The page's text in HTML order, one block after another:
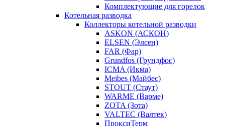
Комплектующие для горелок
Котельная разводка
Коллекторы котельной разводки
ASKON (АСКОН)
ELSEN (Элсен)
FAR (Фар)
Grundfos (Грундфос)
ICMA (Икма)
Meibes (Майбес)
STOUT (Стаут)
WARME (Варме)
ZOTA (Зота)
VALTEC (Валтек)
ПроксиТерм